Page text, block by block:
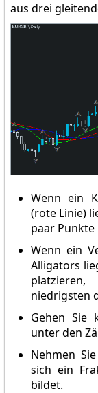
aus drei
Wenn ein
(rote Linie)
paar
Wenn ein
Alligators
niedrigsten
Gehen Sie
unter den
Nehmen
sich ein
bildet.